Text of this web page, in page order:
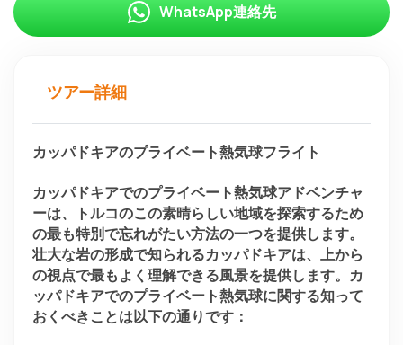
ツアー詳細
カッパドキアのプライベート熱気球フライト
カッパドキアでのプライベート熱気球アドベンチャ
ーは、トルコのこの素晴らしい地域を探索するため
の最も特別で忘れがたい方法の一つを提供します。
壮大な岩の形成で知られるカッパドキアは、上から
の視点で最もよく理解できる風景を提供します。カ
ッパドキアでのプライベート熱気球に関する知って
おくべきことは以下の通りです：
WhatsApp連絡先